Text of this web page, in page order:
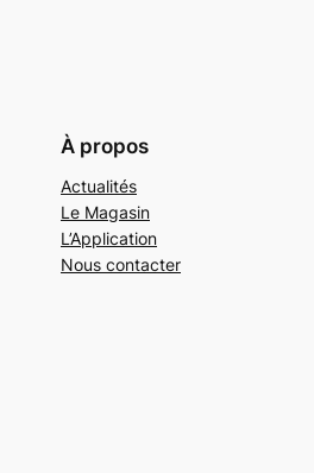
À propos
Actualités
Le Magasin
L’Application
Nous contacter